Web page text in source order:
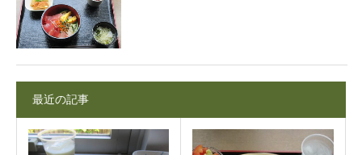
最近の記事